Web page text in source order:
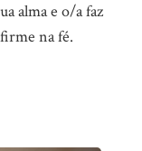
alma e o/a faz
na fé.